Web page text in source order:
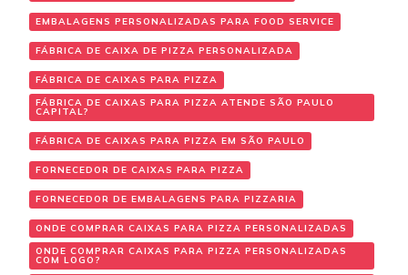
EMBALAGENS PERSONALIZADAS PARA FOOD SERVICE
FÁBRICA DE CAIXA DE PIZZA PERSONALIZADA
FÁBRICA DE CAIXAS PARA PIZZA
FÁBRICA DE CAIXAS PARA PIZZA ATENDE SÃO PAULO
CAPITAL?
FÁBRICA DE CAIXAS PARA PIZZA EM SÃO PAULO
FORNECEDOR DE CAIXAS PARA PIZZA
FORNECEDOR DE EMBALAGENS PARA PIZZARIA
ONDE COMPRAR CAIXAS PARA PIZZA PERSONALIZADAS
ONDE COMPRAR CAIXAS PARA PIZZA PERSONALIZADAS
COM LOGO?